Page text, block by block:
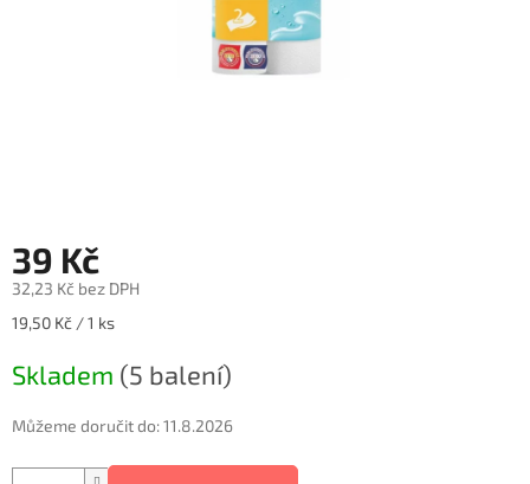
39 Kč
32,23 Kč bez DPH
Měrná
19,50 Kč / 1 ks
Skladem (5 balení)
Můžeme doručit do:11.8.2026